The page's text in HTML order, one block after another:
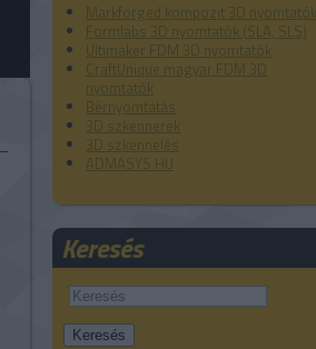
Markforged kompozit 3D nyomtatók
Formlabs 3D nyomtatók (SLA, SLS)
Ultimaker FDM 3D nyomtatók
CraftUnique magyar FDM 3D
nyomtatók
Bérnyomtatás
3D szkennerek
3D szkennelés
ADMASYS HU
Keresés